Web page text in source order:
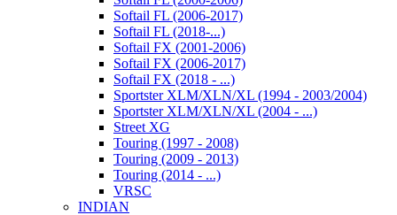
Softail FL (2006-2017)
Softail FL (2018-...)
Softail FX (2001-2006)
Softail FX (2006-2017)
Softail FX (2018 - ...)
Sportster XLM/XLN/XL (1994 - 2003/2004)
Sportster XLM/XLN/XL (2004 - ...)
Street XG
Touring (1997 - 2008)
Touring (2009 - 2013)
Touring (2014 - ...)
VRSC
INDIAN